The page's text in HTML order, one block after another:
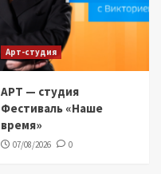
Арт-студия
АРТ — студия
Фестиваль «Наше
время»
07/08/2026 0